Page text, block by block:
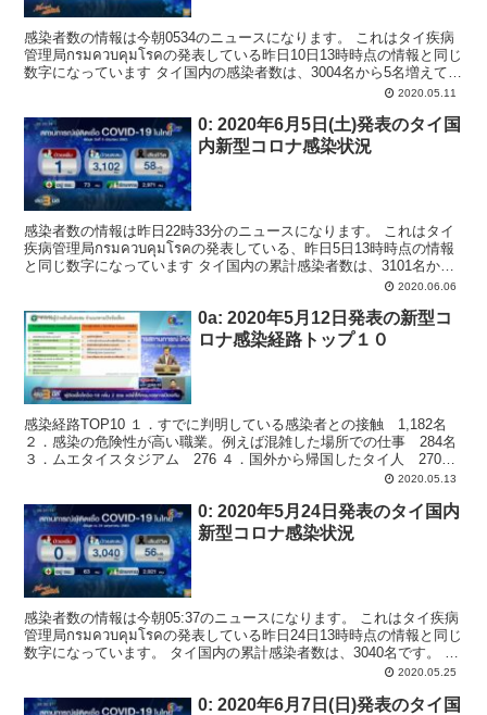
感染者数の情報は今朝0534のニュースになります。 これはタイ疾病
管理局กรมควบคุมโรคの発表している昨日10日13時時点の情報と同じ
数字になっています タイ国内の感染者数は、3004名から5名増えて
2020.05.11
0: 2020年6月5日(土)発表のタイ国
内新型コロナ感染状況
感染者数の情報は昨日22時33分のニュースになります。 これはタイ
疾病管理局กรมควบคุมโรคの発表している、昨日5日13時時点の情報
と同じ数字になっています タイ国内の累計感染者数は、3101名から1
2020.06.06
0a: 2020年5月12日発表の新型コ
ロナ感染経路トップ１０
感染経路TOP10 １．すでに判明している感染者との接触 1,182名
２．感染の危険性が高い職業。例えば混雑した場所での仕事 284名
３．ムエタイスタジアム 276 ４．国外から帰国したタイ人 270名
2020.05.13
0: 2020年5月24日発表のタイ国内
新型コロナ感染状況
感染者数の情報は今朝05:37のニュースになります。 これはタイ疾病
管理局กรมควบคุมโรคの発表している昨日24日13時時点の情報と同じ
数字になっています。 タイ国内の累計感染者数は、3040名です。 昨
2020.05.25
0: 2020年6月7日(日)発表のタイ国